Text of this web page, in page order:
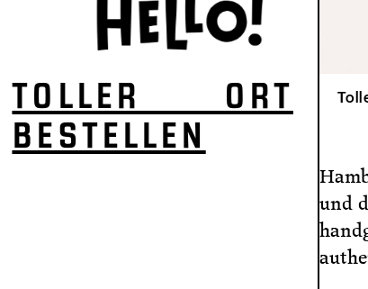
TOLLER ORT
BESTELLEN
und